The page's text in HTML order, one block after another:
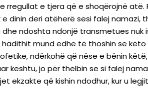
rregullat e tjera që e shoqërojnë
e dinin deri atëherë sesi falej
ndoshta ndonjë transmetues nuk
mund edhe të thoshin se
ndërkohë që nëse e bënin
kështu, jo për thelbin se si falej
ekzakte që kishin ndodhur, kur u